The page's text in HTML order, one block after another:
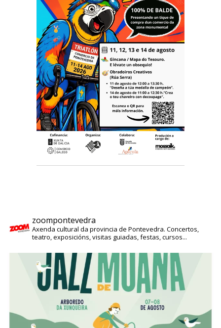
zoompontevedra
Axenda cultural da provincia de Pontevedra. Concertos,
teatro, exposicións, visitas guiadas, festas, cursos...